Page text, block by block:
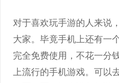
对于喜欢玩手游的人来说
大家。毕竟手机上还有一
完全免费使用，不花一分
上流行的手机游戏。可以